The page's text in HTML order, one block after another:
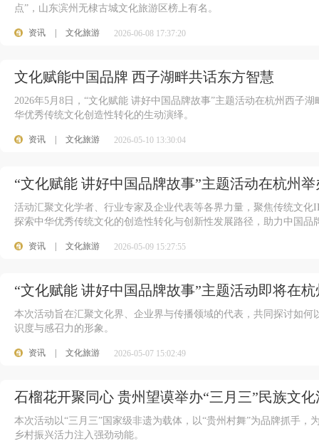
点”，山东滨州无棣古城文化旅游区榜上有名。
资讯 文化旅游 2026-06-08 17:37:20
文化赋能中国品牌 西子湖畔共话东方智慧
2026年5月8日，“文化赋能 讲好中国品牌故事”主题活动在杭州西子
华优秀传统文化创造性转化的生动演绎。
资讯 文化旅游 2026-05-10 13:30:04
“文化赋能 讲好中国品牌故事”主题活动在杭州举
活动汇聚文化学者、行业专家及企业代表等各界力量，聚焦传统文
探索中华优秀传统文化的创造性转化与创新性发展路径，助力中国品
资讯 文化旅游 2026-05-09 15:27:55
“文化赋能 讲好中国品牌故事”主题活动即将在
本次活动旨在汇聚文化界、企业界与传播领域的代表，共同探讨如
识度与感召力的形象。
资讯 文化旅游 2026-05-07 15:02:49
石榴花开聚同心 贵州望谟举办“三月三”民族文化
本次活动以“三月三”国家级非遗为载体，以“贵州村舞”为品牌抓手
乡村振兴活力注入强劲动能。